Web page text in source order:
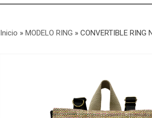
Inicio » MODELO RING » CONVERTIBLE RING